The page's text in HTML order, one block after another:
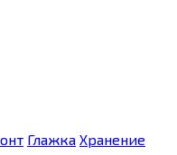
Глажка Хранение